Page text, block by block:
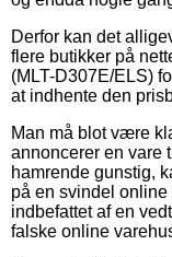
Derfor kan det
flere butikker på
(MLT-D307E/ELS)
at indhente den
Man må blot være
annoncerer en vare
hamrende gunstig,
på en svindel
indbefattet af en
falske online